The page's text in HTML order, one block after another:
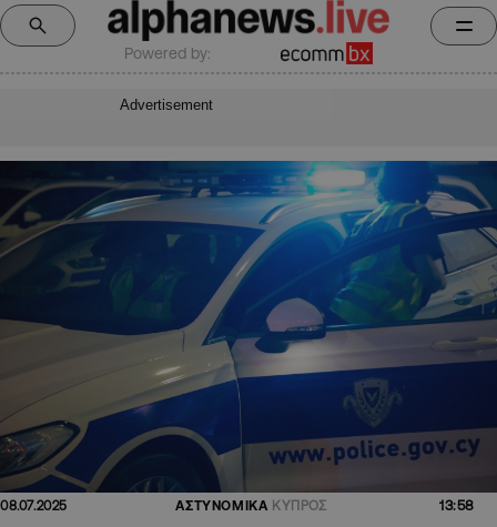
Powered by:
Advertisement
08.07.2025 ΑΣΤΥΝΟΜΙΚΑ ΚΥΠΡΟΣ 13:58